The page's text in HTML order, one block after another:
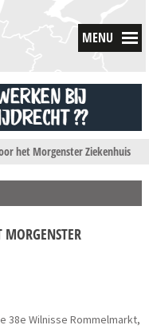
MENU
het Morgenster Ziekenhuis
38e Wilnisse Rommelmarkt,